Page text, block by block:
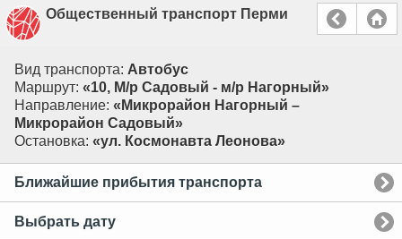
Общественный транспорт Перми
Вид транспорта: Автобус
Маршрут: «10, М/р Садовый - м/р Нагорный»
Направление: «Микрорайон Нагорный –
Микрорайон Садовый»
Остановка: «ул. Космонавта Леонова»
Ближайшие прибытия транспорта
Выбрать дату